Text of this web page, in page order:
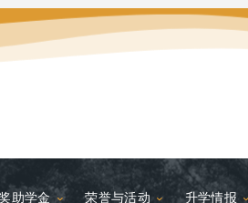
助学金 荣誉与活动 升学情报